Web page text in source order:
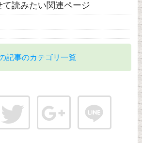
て読みたい関連ページ
記事のカテゴリ一覧